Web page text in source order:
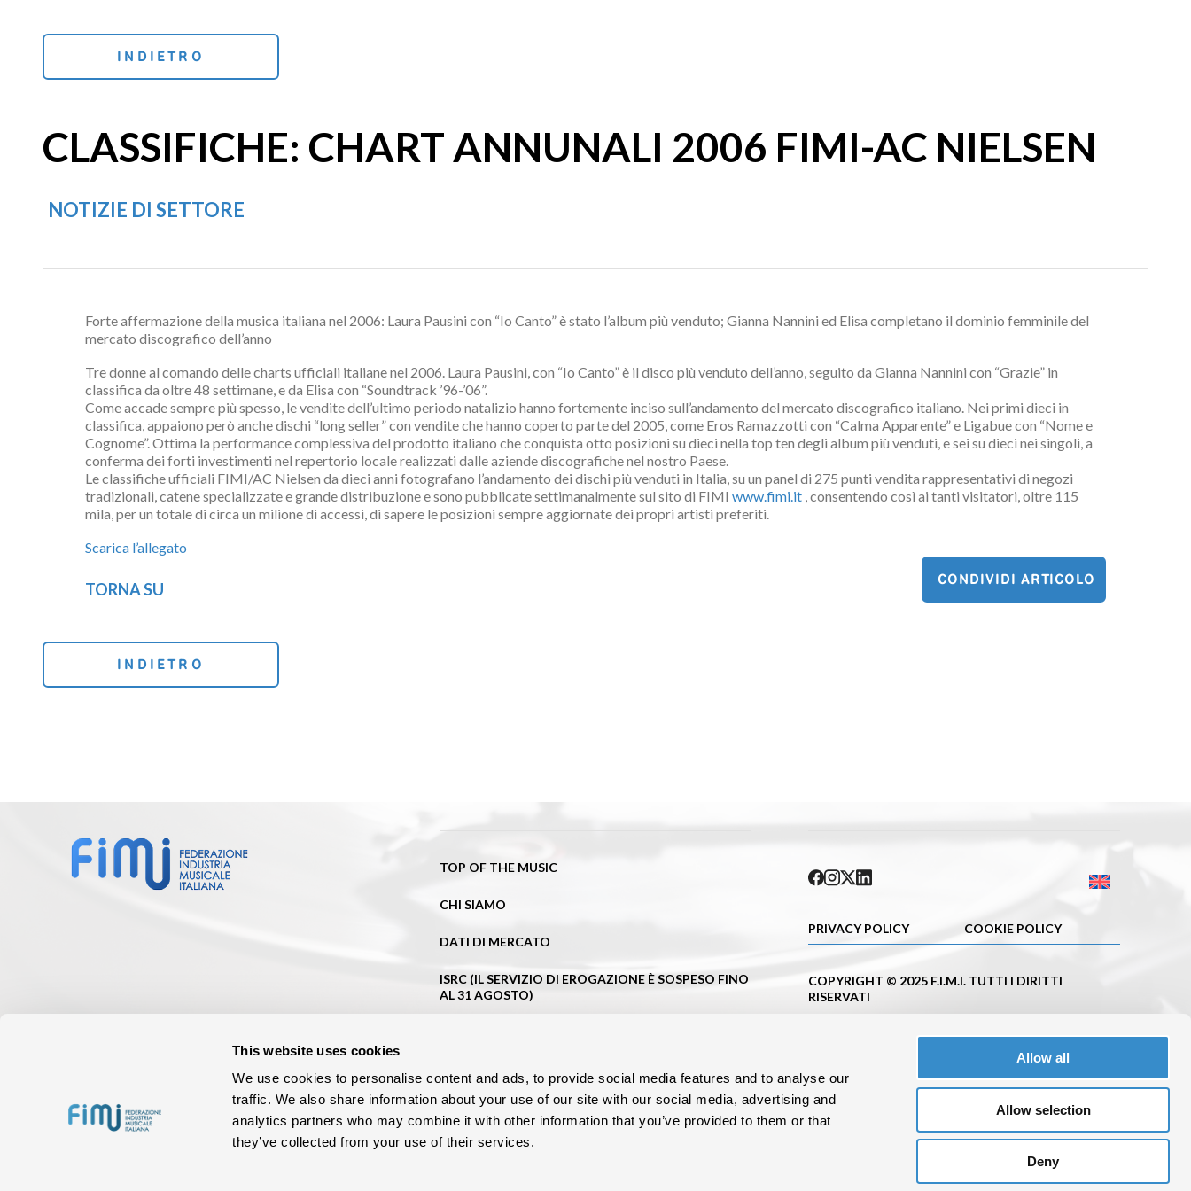
This website uses cookies
We use cookies to personalise content and ads, to provide social media features and to analyse our
traffic. We also share information about your use of our site with our social media, advertising and
analytics partners who may combine it with other information that you’ve provided to them or that
they’ve collected from your use of their services.
Allow all
Allow selection
Deny
INDIETRO
CLASSIFICHE: CHART ANNUNALI 2006 FIMI-AC NIELSEN
NOTIZIE DI SETTORE
Forte affermazione della musica italiana nel 2006: Laura Pausini con “Io Canto” è stato l’album più venduto; Gianna Nannini ed Elisa completano il dominio femminile del
mercato discografico dell’anno
Tre donne al comando delle charts ufficiali italiane nel 2006. Laura Pausini, con “Io Canto” è il disco più venduto dell’anno, seguito da Gianna Nannini con “Grazie” in
classifica da oltre 48 settimane, e da Elisa con “Soundtrack ’96-’06”.
Come accade sempre più spesso, le vendite dell’ultimo periodo natalizio hanno fortemente inciso sull’andamento del mercato discografico italiano. Nei primi dieci in
classifica, appaiono però anche dischi “long seller” con vendite che hanno coperto parte del 2005, come Eros Ramazzotti con “Calma Apparente” e Ligabue con “Nome e
Cognome”. Ottima la performance complessiva del prodotto italiano che conquista otto posizioni su dieci nella top ten degli album più venduti, e sei su dieci nei singoli, a
conferma dei forti investimenti nel repertorio locale realizzati dalle aziende discografiche nel nostro Paese.
Le classifiche ufficiali FIMI/AC Nielsen da dieci anni fotografano l’andamento dei dischi più venduti in Italia, su un panel di 275 punti vendita rappresentativi di negozi
tradizionali, catene specializzate e grande distribuzione e sono pubblicate settimanalmente sul sito di FIMI www.fimi.it , consentendo così ai tanti visitatori, oltre 115
mila, per un totale di circa un milione di accessi, di sapere le posizioni sempre aggiornate dei propri artisti preferiti.
Scarica l’allegato
TORNA SU
CONDIVIDI ARTICOLO
INDIETRO
TOP OF THE MUSIC
CHI SIAMO
DATI DI MERCATO
ISRC (IL SERVIZIO DI EROGAZIONE È SOSPESO FINO
AL 31 AGOSTO)
CONTATTI
PRIVACY POLICY COOKIE POLICY
COPYRIGHT © 2025 F.I.M.I. TUTTI I DIRITTI
RISERVATI
C. F.10695620152 P.IVA 08288100962